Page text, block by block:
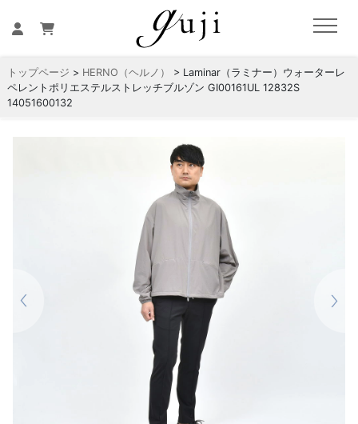
トップページ > HERNO（ヘルノ）
> Laminar（ラミナー）ウォーターレ
ペレントポリエステルストレッチブルゾン GI00161UL 12832S
14051600132